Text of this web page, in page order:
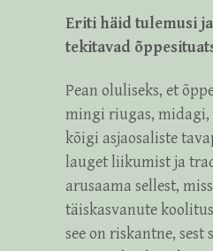
Eriti häid tulemusi
tekitavad
Pean oluliseks, et
mingi riugas, midagi,
kõigi asjaosaliste
lauget liikumist ja
arusaama sellest,
täiskasvanute
see on riskantne, sest